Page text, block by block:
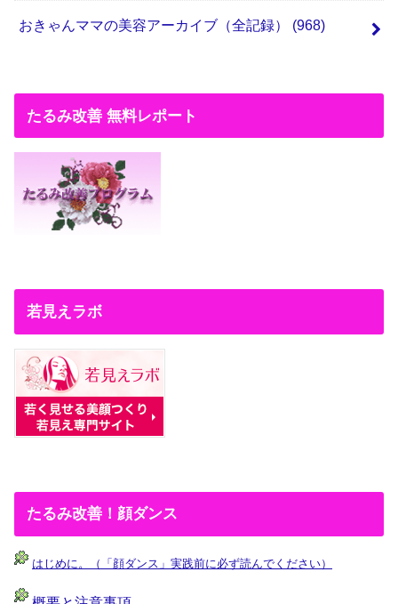
おきゃんママの美容アーカイブ（全記録） (968)
たるみ改善 無料レポート
若見えラボ
たるみ改善！顔ダンス
はじめに。（「顔ダンス」実践前に必ず読んでください）